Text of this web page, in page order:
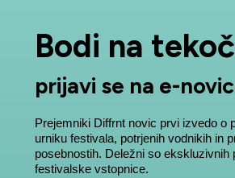
Bodi na
prijavi se na e-
Prejemniki Diffrnt novic prvi izvedo o
urniku festivala, potrjenih vodnikih in
posebnostih. Deležni so ekskluzivnih
festivalske vstopnice.